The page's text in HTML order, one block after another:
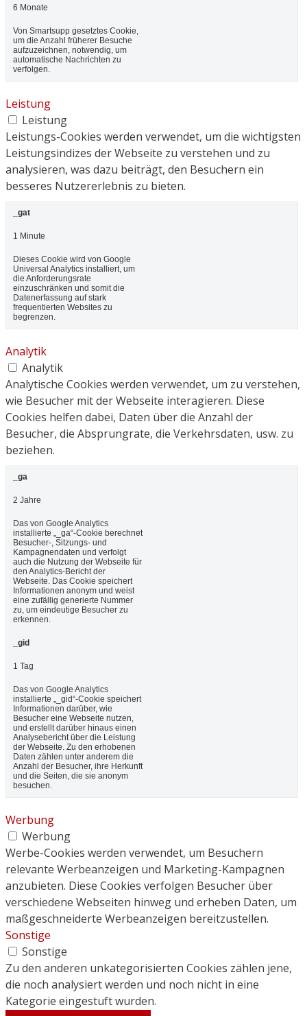
6 Monate
Von Smartsupp gesetztes Cookie,
um die Anzahl früherer Besuche
aufzuzeichnen, notwendig, um
automatische Nachrichten zu
verfolgen.
Leistung
Leistung
Leistungs-Cookies werden verwendet, um die wichtigsten
Leistungsindizes der Webseite zu verstehen und zu
analysieren, was dazu beiträgt, den Besuchern ein
besseres Nutzererlebnis zu bieten.
_gat
1 Minute
Dieses Cookie wird von Google
Universal Analytics installiert, um
die Anforderungsrate
einzuschränken und somit die
Datenerfassung auf stark
frequentierten Websites zu
begrenzen.
Analytik
Analytik
Analytische Cookies werden verwendet, um zu verstehen,
wie Besucher mit der Webseite interagieren. Diese
Cookies helfen dabei, Daten über die Anzahl der
Besucher, die Absprungrate, die Verkehrsdaten, usw. zu
beziehen.
_ga
2 Jahre
Das von Google Analytics
installierte „_ga“-Cookie berechnet
Besucher-, Sitzungs- und
Kampagnendaten und verfolgt
auch die Nutzung der Webseite für
den Analytics-Bericht der
Webseite. Das Cookie speichert
Informationen anonym und weist
eine zufällig generierte Nummer
zu, um eindeutige Besucher zu
erkennen.
_gid
1 Tag
Das von Google Analytics
installierte „_gid“-Cookie speichert
Informationen darüber, wie
Besucher eine Webseite nutzen,
und erstellt darüber hinaus einen
Analysebericht über die Leistung
der Webseite. Zu den erhobenen
Daten zählen unter anderem die
Anzahl der Besucher, ihre Herkunft
und die Seiten, die sie anonym
besuchen.
Werbung
Werbung
Werbe-Cookies werden verwendet, um Besuchern
relevante Werbeanzeigen und Marketing-Kampagnen
anzubieten. Diese Cookies verfolgen Besucher über
verschiedene Webseiten hinweg und erheben Daten, um
maßgeschneiderte Werbeanzeigen bereitzustellen.
Sonstige
Sonstige
Zu den anderen unkategorisierten Cookies zählen jene,
die noch analysiert werden und noch nicht in eine
Kategorie eingestuft wurden.